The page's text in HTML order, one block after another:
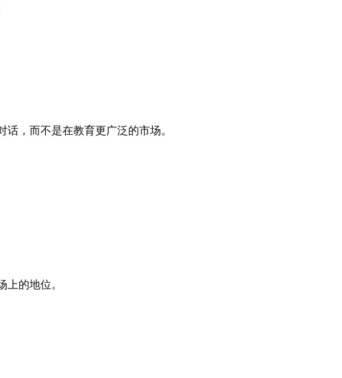
，而不是在教育更广泛的市场。
的地位。